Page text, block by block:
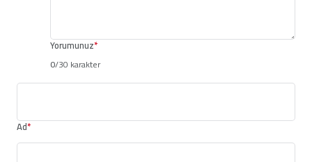
Yorumunuz*
0/30 karakter
Ad*